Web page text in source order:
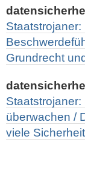
Grundrecht
überwachen /
viele